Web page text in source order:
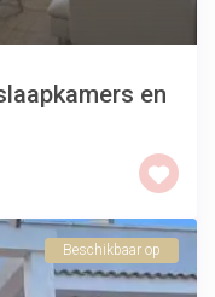
en
Beschikbaar op